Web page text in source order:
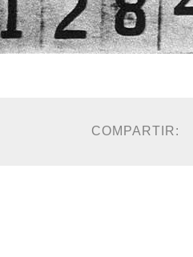
COMPARTIR: